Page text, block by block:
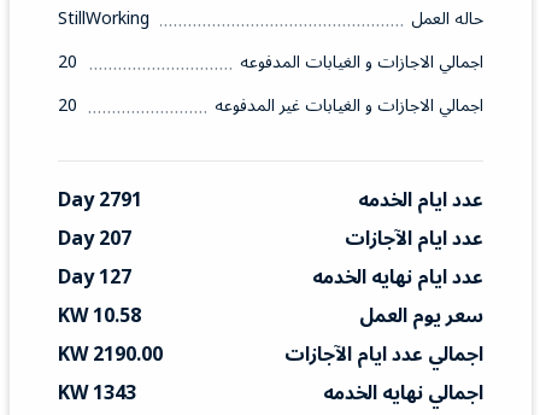
حاله العمل
StillWorking
اجمالي الاجازات و الغيابات المدفوعه
20
اجمالي الاجازات و الغيابات غير المدفوعه
20
عدد ايام الخدمه
2791 Day
عدد ايام الآجازات
207 Day
عدد ايام نهايه الخدمه
127 Day
سعر يوم العمل
10.58 KW
اجمالي عدد ايام الآجازات
2190.00 KW
اجمالي نهايه الخدمه
1343 KW